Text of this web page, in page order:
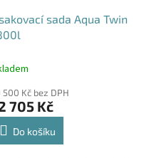
sada Aqua Twin
500 Kč bez DPH
705 Kč
Do košíku